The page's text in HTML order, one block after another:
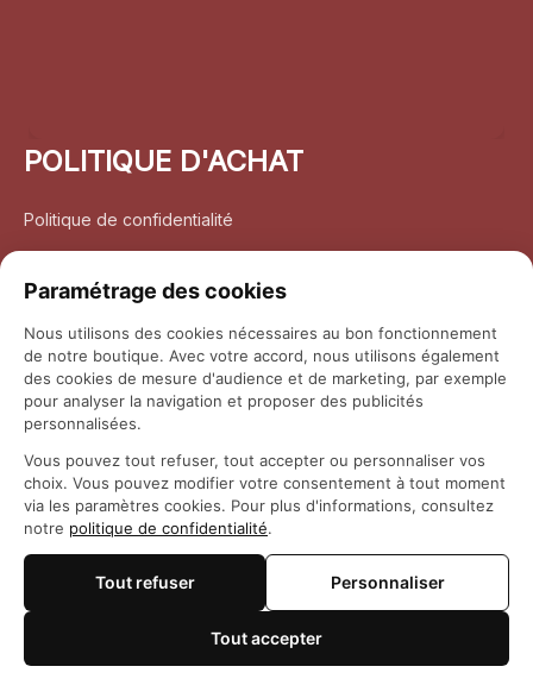
POLITIQUE D'ACHAT
Politique de confidentialité
Politique de retour et remboursement
Coordonnées
Questions fréquemment posées
© 2026 Maison Otaku
Paramétrage des cookies
Nous utilisons des cookies nécessaires au bon fonctionnement
de notre boutique. Avec votre accord, nous utilisons également
des cookies de mesure d'audience et de marketing, par exemple
pour analyser la navigation et proposer des publicités
personnalisées.
Vous pouvez tout refuser, tout accepter ou personnaliser vos
choix. Vous pouvez modifier votre consentement à tout moment
via les paramètres cookies. Pour plus d'informations, consultez
notre politique de confidentialité.
Tout refuser Personnaliser
Tout accepter